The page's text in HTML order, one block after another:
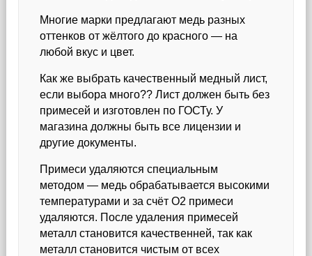
Многие марки предлагают медь разных
оттенков от жёлтого до красного — на
любой вкус и цвет.
Как же выбрать качественный медный лист,
если выбора много?? Лист должен быть без
примесей и изготовлен по ГОСТу. У
магазина должны быть все лицензии и
другие документы.
Примеси удаляются специальным
методом — медь обрабатывается высокими
температурами и за счёт O2 примеси
удаляются. После удаления примесей
металл становится качественней, так как
металл становится чистым от всех